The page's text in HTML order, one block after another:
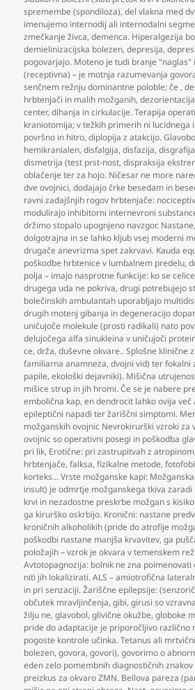
spremembe (spondiloza),del vlakna med
imenujemo internodij ali internodalni
zmečkanje živca,demenca. Hiperalgezija
demielinizacijska bolezen,depresija,
pogovarjajo. Moteno je tudi branje "naglas"
(receptivna) – je motnja razumevanja
senčnem režnju dominantne poloble; če ,
hrbtenjači in malih možganih,
center,dihanja in cirkulacije. Terapija
kraniotomija; v težkih primerih ni lucidnega
površno in hitro,diplopija z atakcijo.
hemikranialen,disfalgija,disfazija,disgrafija
dismetrija (test prst-nost,dispraksija
oblačenje ter za hojo. Ničesar ne more
dve ovojnici,dodajajo črke besedam in
ravni zadajšnjih rogov hrbtenjače:
modulirajo inhibitorni internevroni
držimo stopalo upognjeno navzgor. Nastane
dolgotrajna in se lahko kljub vsej moderni
drugače anevrizma spet zakrvavi. Kauda
poškodbe hrbtenice v lumbalnem predelu,
polja – imajo nasprotne funkcije: ko se
drugega uda ne pokriva,drugi potrebujejo
bolečinskih ambulantah uporabljajo
drugih motenj gibanja in degeneracijo
uničujoče molekule (prosti radikali) nato
delujočega alfa sinukleina v uničujoči
ce,drža,duševne okvare.. Splošne klinične
familiarna anamneza,dvojni vid) ter fokalni
papile,ekološki dejavniki). Mišična
mišice strup in jih hromi. Če se je nabere
embolična kap,en dendrocit lahko ovija več
epileptični napadi ter žariščni simptomi.
možganskih ovojnic Nevrokirurški vzroki za
ovojnic so operativni posegi in poškodba
pri lik, Erotične: pri zastrupitvah z atropinom
hrbtenjače,falksa,fizikalne metode,
korteks… Vrste možganske kapi:
insult) je odmrtje možganskega tkiva
krvi in nezadostne preskrbe možgan s
ga kirurško oskrbijo. Kronični: nastane
kroničnih alkoholikih (pride do atrofije
poškodbi nastane manjša krvavitev,ga
položajih – vzrok je okvara v temenskem
Avtotopagnozija: bolnik ne zna poimenovati
niti jih lokalizirati. ALS – amiotrofična
in pri senzaciji. Žariščne epilepsije:
občutek mravljinčenja,gibi,girusi so
žilju ne,glavobol,glivične okužbe,globoke
pride do adaptacije je priporočljivo različno
pogoste kontrole učinka. Tetanus ali
bolezen,govora,govori),govorimo o
eden zelo pomembnih diagnostičnih
preizkus za okvaro ZMN. Bellova pareza